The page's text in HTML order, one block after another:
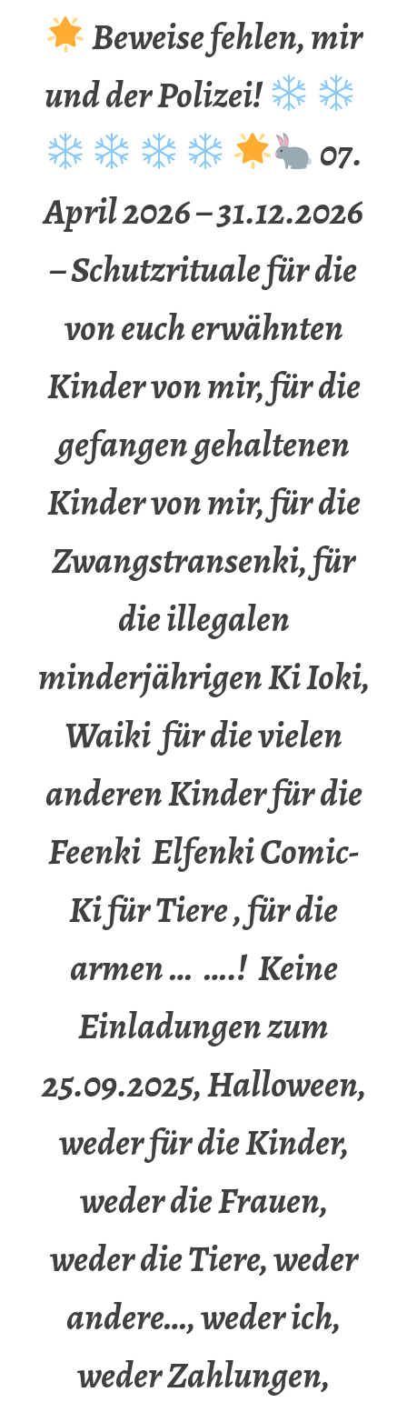
Beweise fehlen, mir
und der Polizei!
07.
April 2026 – 31.12.2026
– Schutzrituale für die
von euch erwähnten
Kinder von mir, für die
gefangen gehaltenen
Kinder von mir, für die
Zwangstransenki, für
die illegalen
minderjährigen Ki Ioki,
Waiki für die vielen
anderen Kinder für die
Feenki Elfenki Comic-
Ki für Tiere , für die
armen … ….! Keine
Einladungen zum
25.09.2025, Halloween,
weder für die Kinder,
weder die Frauen,
weder die Tiere, weder
andere…, weder ich,
weder Zahlungen,